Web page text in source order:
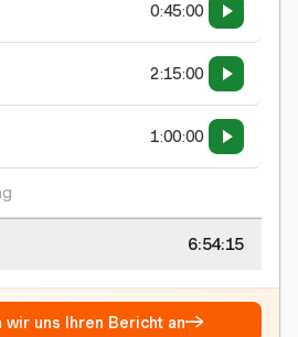
0:45:00
2:15:00
1:00:00
6:54:15
wir uns Ihren Bericht an→